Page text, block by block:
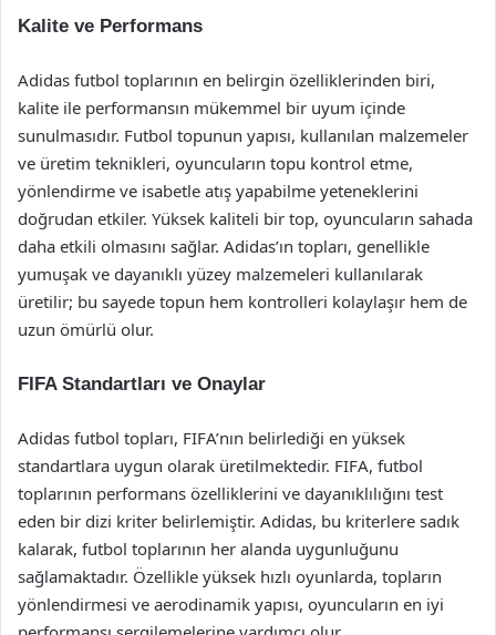
Kalite ve Performans
Adidas futbol toplarının en belirgin özelliklerinden biri,
kalite ile performansın mükemmel bir uyum içinde
sunulmasıdır. Futbol topunun yapısı, kullanılan malzemeler
ve üretim teknikleri, oyuncuların topu kontrol etme,
yönlendirme ve isabetle atış yapabilme yeteneklerini
doğrudan etkiler. Yüksek kaliteli bir top, oyuncuların sahada
daha etkili olmasını sağlar. Adidas’ın topları, genellikle
yumuşak ve dayanıklı yüzey malzemeleri kullanılarak
üretilir; bu sayede topun hem kontrolleri kolaylaşır hem de
uzun ömürlü olur.
FIFA Standartları ve Onaylar
Adidas futbol topları, FIFA’nın belirlediği en yüksek
standartlara uygun olarak üretilmektedir. FIFA, futbol
toplarının performans özelliklerini ve dayanıklılığını test
eden bir dizi kriter belirlemiştir. Adidas, bu kriterlere sadık
kalarak, futbol toplarının her alanda uygunluğunu
sağlamaktadır. Özellikle yüksek hızlı oyunlarda, topların
yönlendirmesi ve aerodinamik yapısı, oyuncuların en iyi